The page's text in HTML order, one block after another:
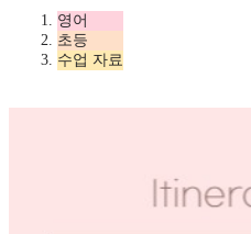
영어
초등
수업 자료